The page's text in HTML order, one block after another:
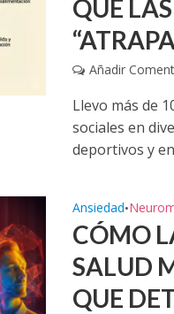
QUÉ
Añadir
Llevo más de
sociales en
deportivos y
Ansiedad•
CÓMO
SALUD
QUE